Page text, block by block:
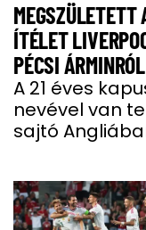
MEGSZÜLETETT
ÍTÉLET
PÉCSI ÁRMINRÓL
A 21 éves
nevével van
sajtó